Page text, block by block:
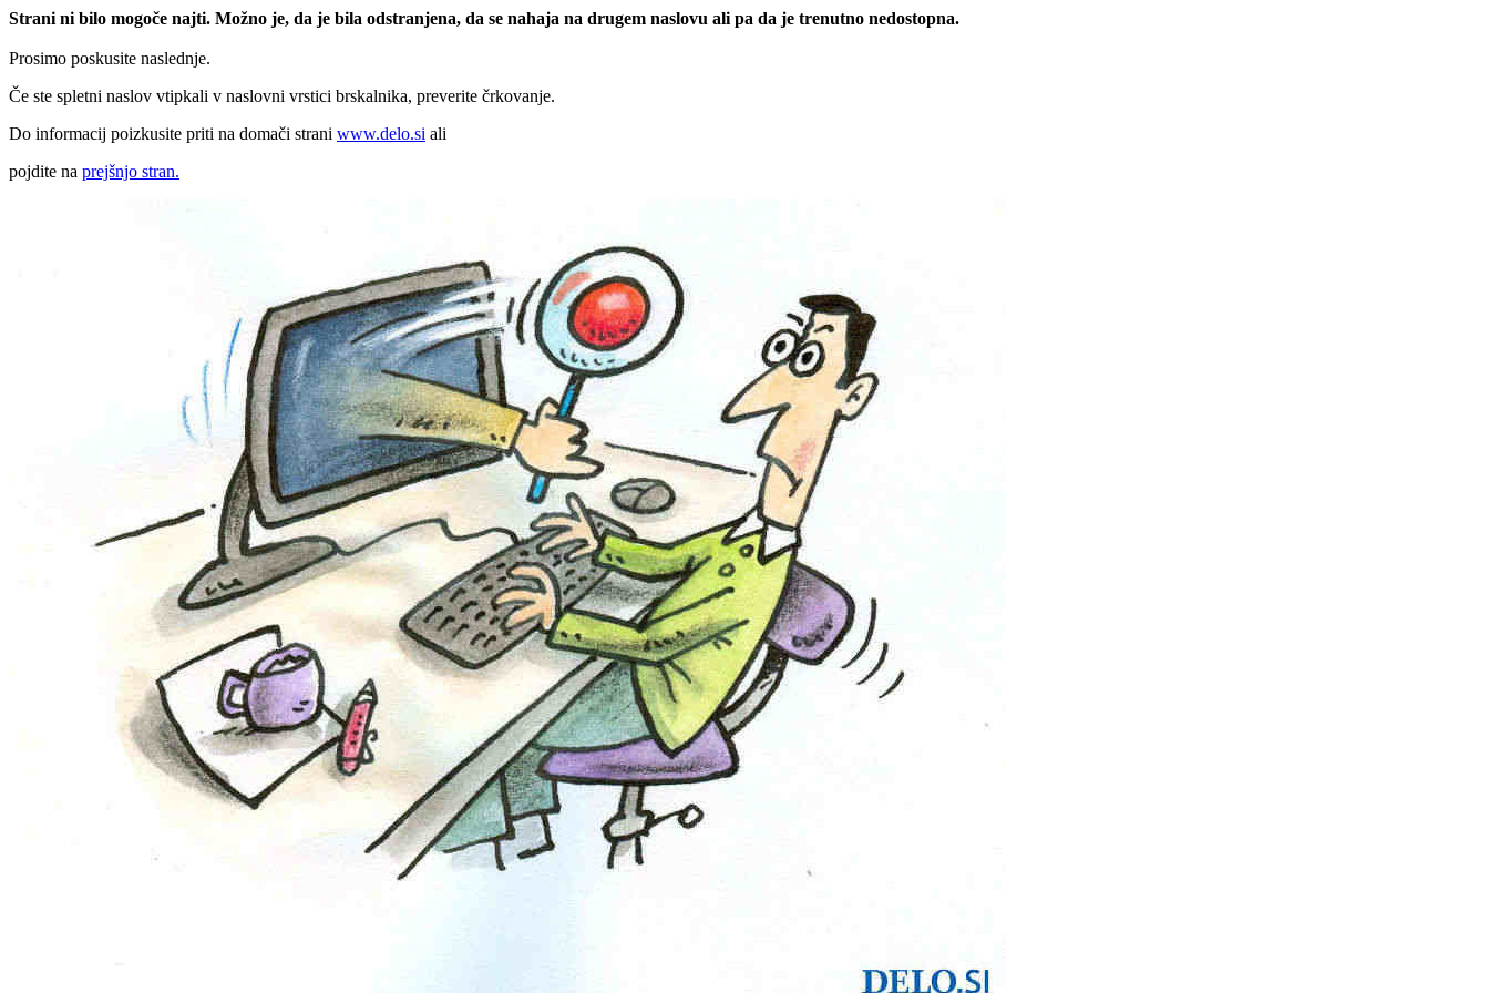
Strani ni bilo mogoče najti. Možno je, da je bila odstranjena, da se nahaja na drugem naslovu ali pa da je trenutno nedostopna.
Prosimo poskusite naslednje.
Če ste spletni naslov vtipkali v naslovni vrstici brskalnika, preverite črkovanje.
Do informacij poizkusite priti na domači strani www.delo.si ali
pojdite na prejšnjo stran.